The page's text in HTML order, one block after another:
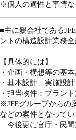
※個人の適性と事情な
■主に親会社である
ントの構造設計業務
【具体的には】
・企画・構想等の基
・基本設計、実施設
・担当物件：プラン
※JFEグループからの
などの案件となってい
今後更に官庁・民間